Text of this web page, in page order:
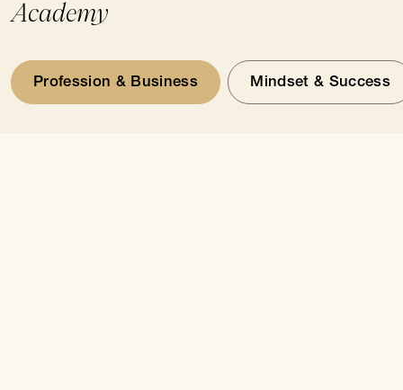
Academy
Profession & Business Mindset & Success